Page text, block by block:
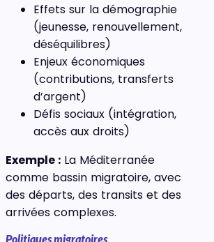
Effets sur la démographie
(jeunesse, renouvellement,
déséquilibres)
Enjeux économiques
(contributions, transferts
d’argent)
Défis sociaux (intégration,
accès aux droits)
Exemple : La Méditerranée
comme bassin migratoire, avec
des départs, des transits et des
arrivées complexes.
Politiques migratoires